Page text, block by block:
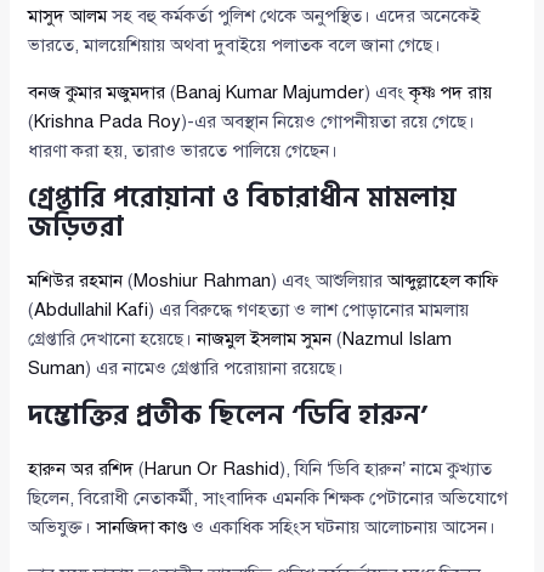
মাসুদ আলমসহ বহু কর্মকর্তা পুলিশ থেকে অনুপস্থিত। এদের অনেকেই
ভারতে, মালয়েশিয়ায় অথবা দুবাইয়ে পলাতক বলে জানা গেছে।
বনজ কুমার মজুমদার (Banaj Kumar Majumder) এবংকৃষ্ণ পদ রায়
(Krishna Pada Roy)-এর অবস্থান নিয়েও গোপনীয়তা রয়ে গেছে।
ধারণা করা হয়, তারাও ভারতে পালিয়ে গেছেন।
গ্রেপ্তারি পরোয়ানা ও বিচারাধীন মামলায়
জড়িতরা
মশিউর রহমান(Moshiur Rahman) এবং আশুলিয়ারআব্দুল্লাহেল কাফি
(Abdullahil Kafi) এর বিরুদ্ধে গণহত্যা ও লাশ পোড়ানোর মামলায়
গ্রেপ্তারি দেখানো হয়েছে।নাজমুল ইসলাম সুমন(Nazmul Islam
Suman) এর নামেও গ্রেপ্তারি পরোয়ানা রয়েছে।
দম্ভোক্তির প্রতীক ছিলেন ‘ডিবি হারুন’
হারুন অর রশিদ (Harun Or Rashid), যিনি ‘ডিবি হারুন’ নামে কুখ্যাত
ছিলেন, বিরোধী নেতাকর্মী, সাংবাদিক এমনকি শিক্ষক পেটানোর অভিযোগে
অভিযুক্ত।সানজিদা কাণ্ড ও একাধিক সহিংস ঘটনায় আলোচনায় আসেন।